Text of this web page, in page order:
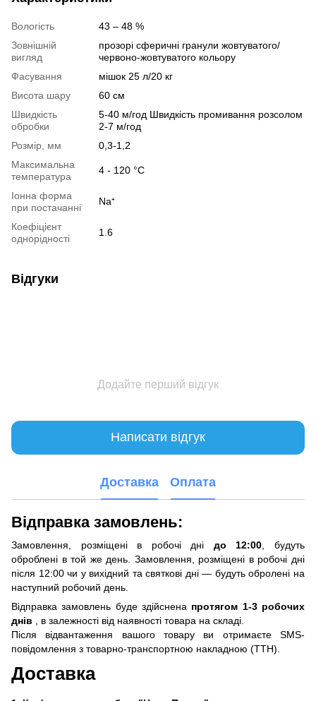
Вологість
43 – 48 %
Зовнішній
вигляд
прозорі сферичні гранули жовтуватого/
червоно-жовтуватого кольору
Фасування
мішок 25 л/20 кг
Висота шару
60 см
Швидкість
обробки
5-40 м/год Швидкість промивання розсолом
2-7 м/год
Розмір, мм
0,3-1,2
Максимальна
температура
4 - 120 °С
Іонна форма
при постачанні
Na⁺
Коефіцієнт
однорідності
1.6
Відгуки
Додайте перший відгук
Написати відгук
Доставка Оплата
Відправка замовлень:
Замовлення, розміщені в робочі дні до 12:00 , будуть
оброблені в той же день. Замовлення, розміщені в робочі дні
після 12:00 чи у вихідний та святкові дні — будуть обролені на
наступний робочий день.
Відправка замовлень буде здійснена протягом 1-3 робочих
днів , в залежності від наявності товара на складі.
Після відвантаження вашого товару ви отримаєте SMS-
повідомлення з товарно-транспортною накладною (ТТН).
Доставка